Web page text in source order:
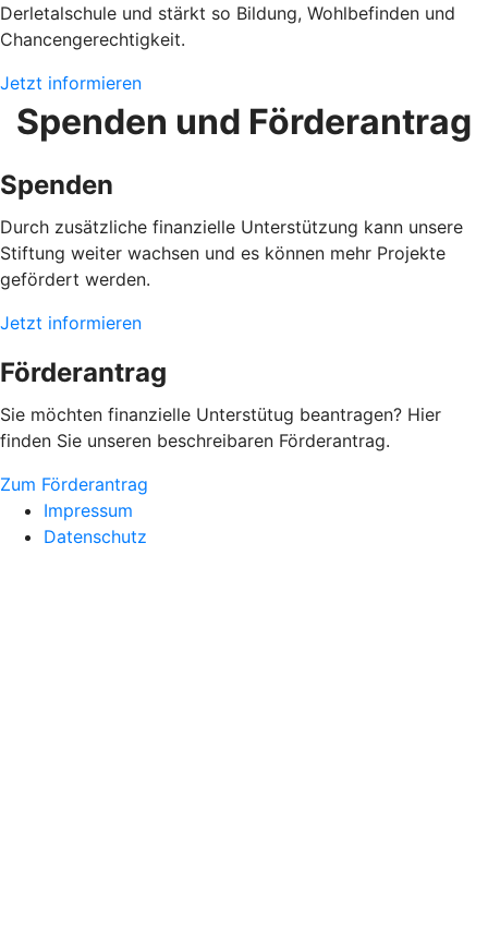
Derletalschule und stärkt so Bildung, Wohlbefinden und
Chancengerechtigkeit.
Jetzt informieren
Spenden und Förderantrag
Spenden
Durch zusätzliche finanzielle Unterstützung kann unsere
Stiftung weiter wachsen und es können mehr Projekte
gefördert werden.
Jetzt informieren
Förderantrag
Sie möchten finanzielle Unterstütug beantragen? Hier
finden Sie unseren beschreibaren Förderantrag.
Zum Förderantrag
Impressum
Datenschutz